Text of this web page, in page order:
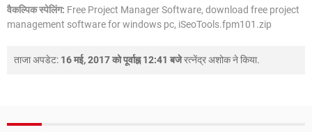
वैकल्पिक स्पेलिंग: Free Project Manager Software, download free project
management software for windows pc, iSeoTools.fpm101.zip
ताजा अपडेट: 16 मई, 2017 को पूर्वाह्न 12:41 बजेरत्नेंद्र अशोकने किया.